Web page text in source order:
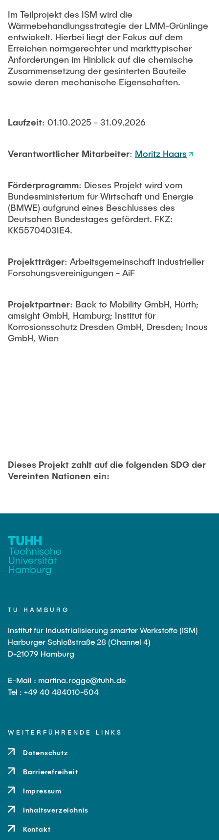
Im Teilprojekt des ISM wird die
Wärmebehandlungsstrategie der LMM-Grünlinge
entwickelt. Hierbei liegt der Fokus auf dem
Erreichen normgerechter und markttypischer
Anforderungen im Hinblick auf die chemische
Zusammensetzung der gesinterten Bauteile
sowie deren mechanische Eigenschaften.
Laufzeit: 01.10.2025 - 31.09.2026
Verantwortlicher Mitarbeiter: Moritz Haars
Förderprogramm: Dieses Projekt wird vom
Bundesministerium für Wirtschaft und Energie
(BMWE) aufgrund eines Beschlusses des
Deutschen Bundestages gefördert. FKZ:
KK5570403IE4.
Projektträger: Arbeitsgemeinschaft industrieller
Forschungsvereinigungen - AiF
Projektpartner: Back to Mobility GmbH, Hürth;
amsight GmbH, Hamburg; Institut für
Korrosionsschutz Dresden GmbH, Dresden; Incus
GmbH, Wien
Dieses Projekt zahlt auf die folgenden SDG der
Vereinten Nationen ein:
TU HAMBURG
Institut für Industrialisierung smarter Werkstoffe (ISM)
Harburger Schloßstraße 28 (Channel 4)
D-21079 Hamburg
E-Mail : martina.rogge@tuhh.de
Tel : +49 40 484010-504
WEITERFÜHRENDE LINKS
Datenschutz
Barrierefreiheit
Impressum
Inhaltsverzeichnis
Kontakt